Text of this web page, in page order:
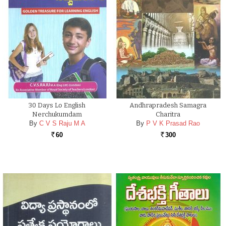
30 Days Lo English
Nerchukumdam
By C V S Raju M A
Rs. 60
Andhrapradesh Samagra
Charitra
By P V K Prasad Rao
Rs. 300